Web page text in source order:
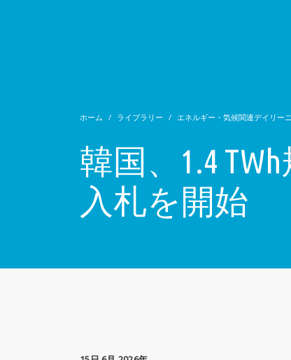
ホーム ライブラリー エネルギー・気候関連デイリー
韓国、1.4
入札を開始